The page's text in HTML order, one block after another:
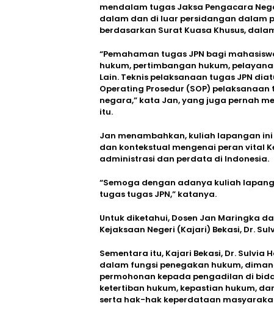
mendalam tugas Jaksa Pengacara
dalam dan di luar persidangan dalam
berdasarkan Surat Kuasa Khusus,
“Pemahaman tugas JPN bagi
hukum, pertimbangan hukum,
Lain. Teknis pelaksanaan tugas JPN
Operating Prosedur (SOP)
negara,” kata Jan, yang juga pernah
itu.
Jan menambahkan, kuliah lapangan
dan kontekstual mengenai peran vital
administrasi dan perdata di Indonesia.
“Semoga dengan adanya kuliah
tugas tugas JPN,” katanya.
Untuk diketahui, Dosen Jan Maringka
Kejaksaan Negeri (Kajari) Bekasi, Dr.
Sementara itu, Kajari Bekasi, Dr. Sulvia
dalam fungsi penegakan hukum,
permohonan kepada pengadilan di
ketertiban hukum, kepastian hukum,
serta hak-hak keperdataan